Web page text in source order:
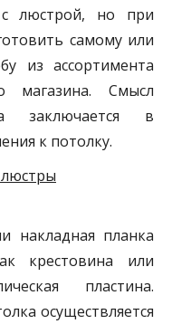
с люстрой, но при
самому или
из ассортимента
магазина. Смысл
заключается в
к потолку.
накладная планка
крестовина или
пластина.
осуществляется